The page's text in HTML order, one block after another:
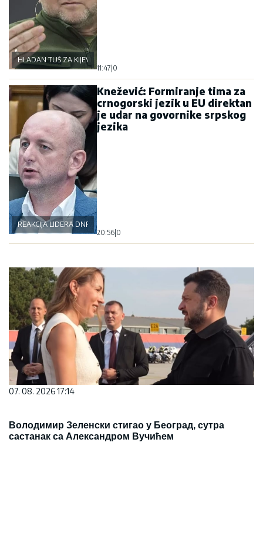
HLADAN TUŠ ZA KIJEV
11:47 0
REAKCIJA LIDERA DNP-A
Knežević: Formiranje tima za
crnogorski jezik u EU direktan
je udar na govornike srpskog
jezika
20:56 0
07. 08. 2026 17:14
Володимир Зеленски стигао у Београд, сутра
састанак са Александром Вучићем